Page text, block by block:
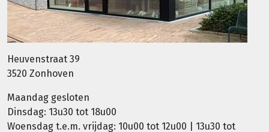
Heuvenstraat 39
3520 Zonhoven
Maandag gesloten
Dinsdag: 13u30 tot 18u00
Woensdag t.e.m. vrijdag: 10u00 tot 12u00 | 13u30 tot